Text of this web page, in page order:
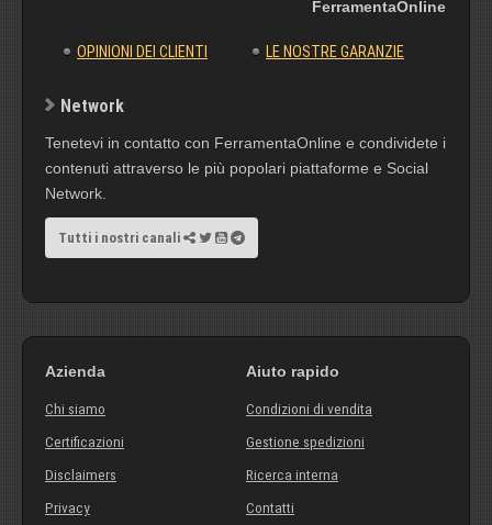
FerramentaOnline
OPINIONI DEI CLIENTI LE NOSTRE GARANZIE
Network
Tenetevi in contatto con FerramentaOnline e condividete i
contenuti attraverso le più popolari piattaforme e Social
Network.
Tutti i nostri canali
Azienda
Chi siamo
Certificazioni
Disclaimers
Privacy
Aiuto rapido
Condizioni di vendita
Gestione spedizioni
Ricerca interna
Contatti